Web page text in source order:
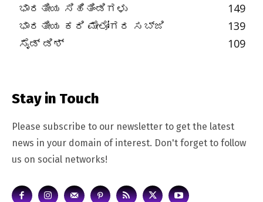
ಭಾರತೀಯ ಸಿಹಿತಿಂಡಿಗಳು
149
ಭಾರತೀಯ ಕರಿ ಮೇಲೋಗರ ಸಬ್ಜಿ
139
ಸೈಡ್ ಡಿಶ್
109
Stay in Touch
Please subscribe to our newsletter to get the latest
news in your domain of interest. Don't forget to follow
us on social networks!